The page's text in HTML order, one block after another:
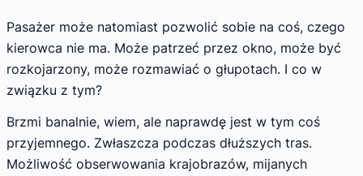
Pasażer może natomiast pozwolić sobie na coś, czego
kierowca nie ma. Może patrzeć przez okno, może być
rozkojarzony, może rozmawiać o głupotach. I co w
związku z tym?
Brzmi banalnie, wiem, ale naprawdę jest w tym coś
przyjemnego. Zwłaszcza podczas dłuższych tras.
Możliwość obserwowania krajobrazów, mijanych